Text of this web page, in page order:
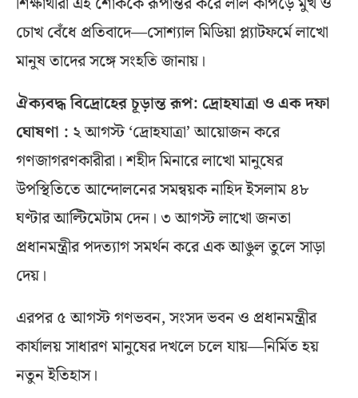
চোখ বেঁধে প্রতিবাদে—সোশ্যাল মিডিয়া প্ল্যাটফর্মে লাখো
মানুষ তাদের সঙ্গে সংহতি জানায়।
ঐক্যবদ্ধ বিদ্রোহের চূড়ান্ত রূপ: দ্রোহযাত্রা ও এক দফা
ঘোষণা : ২ আগস্ট ‘দ্রোহযাত্রা’ আয়োজন করে
গণজাগরণকারীরা। শহীদ মিনারে লাখো মানুষের
উপস্থিতিতে আন্দোলনের সমন্বয়ক নাহিদ ইসলাম ৪৮
ঘণ্টার আল্টিমেটাম দেন। ৩ আগস্ট লাখো জনতা
প্রধানমন্ত্রীর পদত্যাগ সমর্থন করে এক আঙুল তুলে সাড়া
দেয়।
এরপর ৫ আগস্ট গণভবন, সংসদ ভবন ও প্রধানমন্ত্রীর
কার্যালয় সাধারণ মানুষের দখলে চলে যায়—নির্মিত হয়
নতুন ইতিহাস।